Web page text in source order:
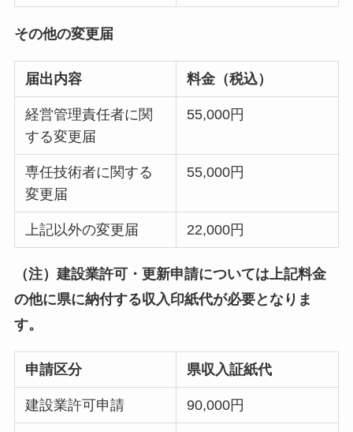
その他の変更届
届出内容 料金（税込）
経営管理責任者に関
する変更届
55,000円
専任技術者に関する
変更届
55,000円
上記以外の変更届 22,000円
（注）建設業許可・更新申請については上記料金
の他に県に納付する収入印紙代が必要となりま
す。
申請区分 県収入証紙代
建設業許可申請 90,000円